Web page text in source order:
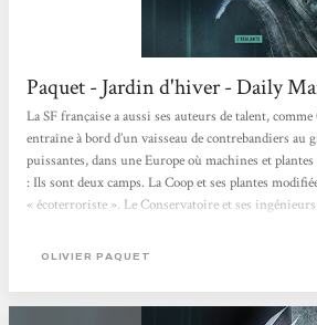
Paquet - Jardin d'hiver - Daily
La SF française a aussi ses auteurs de talent,
entraîne à bord d’un vaisseau de contrebandiers
puissantes, dans une Europe où machines et
: Ils sont deux camps. La Coop et ses plantes
« écoterroriste ». Le Conservatoire et ses
des morts. Depuis le « crime du siècle ». Le
OLIVIER PAQUET